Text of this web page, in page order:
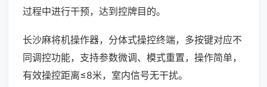
过程中进行干预，达到控牌目的。
长沙麻将机操作器，分体式操控终端，多按键对应不
同调控功能，支持参数微调、模式重置，操作简单，
有效操控距离≤8米，室内信号无干扰。